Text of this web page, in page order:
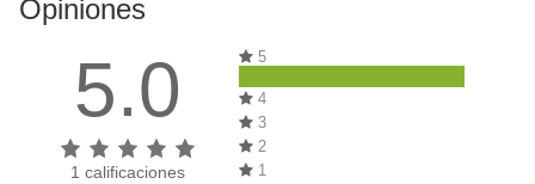
Opiniones
5.0
1 calificaciones
5
4
3
2
1